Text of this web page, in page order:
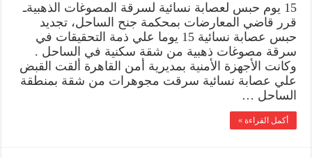
15 يوم حبس لعصابة نسائية لسرقة المصوغات الذهبيةـ
قرر قاضي المعارضات بمحكمة جنح الساحل، تجديد
حبس عصابة نسائية 15 يوما علي ذمة التحقيقات في
سرقة مصوغات ذهبية من شقة سكنية في الساحل .
وكانت الأجهزة الأمنية بمديرية أمن القاهرة ألقت القبض
علي عصابة نسائية سرقت مجوهرات من شقة بمنطقة
الساحل …
أكمل القراءة »